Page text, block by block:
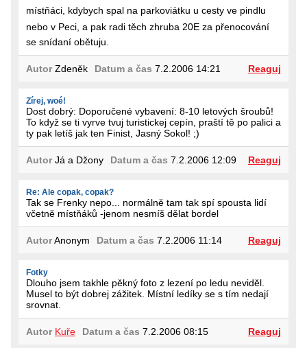
místňáci, kdybych spal na parkoviátku u cesty ve pindlu
nebo v Peci, a pak radi těch zhruba 20E za přenocování
se snídaní obětuju.
AutorZdeněk Datum a čas 7.2.2006 14:21 Reaguj
Zírej, woé!
Dost dobrý: Doporučené vybavení: 8-10 letových šroubů!
To když se ti vyrve tvuj turistickej cepín, praští tě po palici a
ty pak letíš jak ten Finist, Jasný Sokol! ;)
AutorJá a Džony Datum a čas 7.2.2006 12:09 Reaguj
Re: Ale copak, copak?
Tak se Frenky nepo... normálně tam tak spí spousta lidí
včetně místňáků -jenom nesmíš dělat bordel
AutorAnonym Datum a čas 7.2.2006 11:14 Reaguj
Fotky
Dlouho jsem takhle pěkný foto z lezení po ledu neviděl.
Musel to být dobrej zážitek. Místní ledíky se s tím nedají
srovnat.
Autor Kuře Datum a čas 7.2.2006 08:15 Reaguj